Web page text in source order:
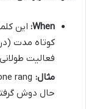
When: این
کوتاه مدت
فعالیت
مثال:I
حال دوش